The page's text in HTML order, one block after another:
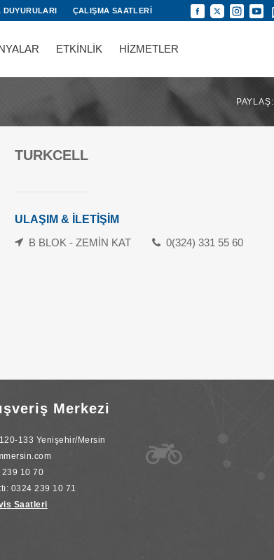
DUYURULARI ÇALIŞMA SAATLERİ
ETKİNLİK HİZMETLER
PAYLAŞ:
TURKCELL
ULAŞIM & İLETİŞİM
B BLOK - ZEMİN KAT
0(324) 331 55 60
Merkezi
133 Yenişehir/Mersin
10 70
0324 239 10 71
Saatleri